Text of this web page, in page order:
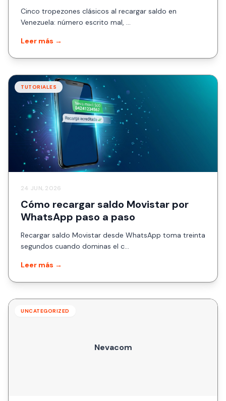
Cinco tropezones clásicos al recargar saldo en
Venezuela: número escrito mal, ...
Leer más →
TUTORIALES
24 JUN, 2026
Cómo recargar saldo Movistar por
WhatsApp paso a paso
Recargar saldo Movistar desde WhatsApp toma treinta
segundos cuando dominas el c...
Leer más →
UNCATEGORIZED
Nevacom